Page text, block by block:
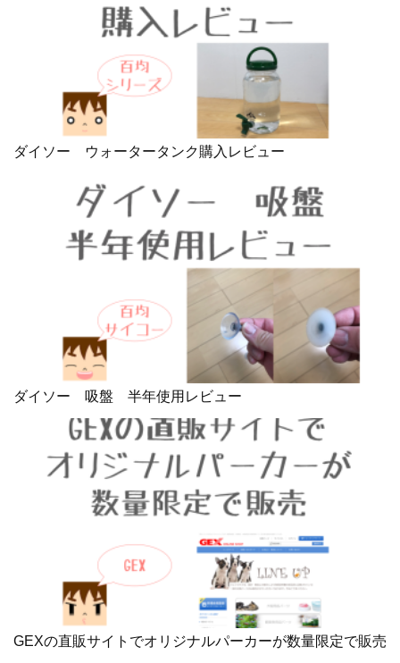
ダイソー ウォータータンク購入レビュー
ダイソー 吸盤 半年使用レビュー
GEXの直販サイトでオリジナルパーカーが数量限定で販売